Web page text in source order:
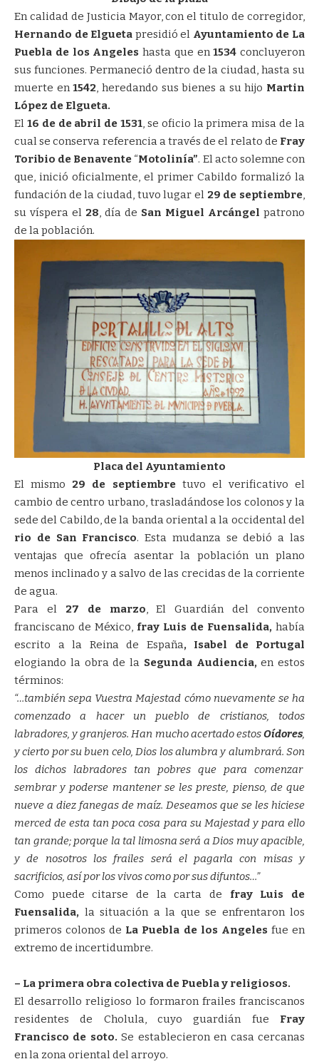
En calidad de Justicia Mayor, con el titulo de corregidor,
Hernando de Elgueta presidió el Ayuntamiento de La
Puebla de los Angeles hasta que en1534 concluyeron
sus funciones. Permaneció dentro de la ciudad, hasta su
muerte en1542, heredando sus bienes a su hijo Martin
López de Elgueta.
El 16 de de abril de 1531, se oficio la primera misa de la
cual se conserva referencia a través de el relato de Fray
Toribio de Benavente “Motolinía”. El acto solemne con
que, inició oficialmente, el primer Cabildo formalizó la
fundación de la ciudad, tuvo lugar el 29 de septiembre,
su víspera el 28, día de San Miguel Arcángel patrono
de la población.
Placa del Ayuntamiento
El mismo 29 de septiembretuvo el verificativo el
cambio de centro urbano, trasladándose los colonos y la
sede del Cabildo, de la banda oriental a la occidental del
rio de San Francisco. Esta mudanza se debió a las
ventajas que ofrecía asentar la población un plano
menos inclinado y a salvo de las crecidas de la corriente
de agua.
Para el 27 de marzo, El Guardián del convento
franciscano de México, fray Luis de Fuensalida, había
escrito a la Reina de España, Isabel de Portugal
elogiando la obra de la Segunda Audiencia,en estos
términos:
“…también sepa Vuestra Majestad cómo nuevamente se ha
comenzado a hacer un pueblo de cristianos, todos
labradores, y granjeros. Han mucho acertado estosOídores,
y cierto por su buen celo, Dios los alumbra y alumbrará. Son
los dichos labradores tan pobres que para comenzar
sembrar y poderse mantener se les preste, pienso, de que
nueve a diez fanegas de maíz. Deseamos que se les hiciese
merced de esta tan poca cosa para su Majestad y para ello
tan grande; porque la tal limosna será a Dios muy apacible,
y de nosotros los frailes será el pagarla con misas y
sacrificios, así por los vivos como por sus difuntos…”
Como puede citarse de la carta de fray Luis de
Fuensalida, la situación a la que se enfrentaron los
primeros colonos de La Puebla de los Angelesfue en
extremo de incertidumbre.
– La primera obra colectiva de Puebla y religiosos.
El desarrollo religioso lo formaron frailes franciscanos
residentes de Cholula, cuyo guardián fue Fray
Francisco de soto. Se establecieron en casa cercanas
en la zona oriental del arroyo.